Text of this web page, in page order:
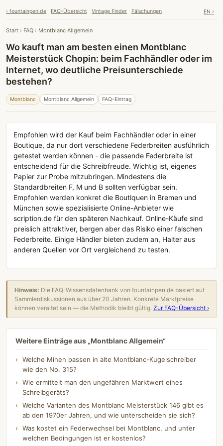
› fountainpen.de FAQ-Übersicht Vintage Finder Fälschungen EN ›
Start › FAQ › Montblanc Allgemein
Wo kauft man am besten einen Montblanc
Meisterstück Chopin: beim Fachhändler oder im
Internet, wo deutliche Preisunterschiede
bestehen?
Montblanc Montblanc Allgemein FAQ-Eintrag
Empfohlen wird der Kauf beim Fachhändler oder in einer
Boutique, da nur dort verschiedene Federbreiten ausführlich
getestet werden können - die passende Federbreite ist
entscheidend für die Schreibfreude. Wichtig ist, eigenes
Papier zur Probe mitzubringen. Mindestens die
Standardbreiten F, M und B sollten verfügbar sein.
Empfohlen werden konkret die Boutiquen in Bremen und
München sowie spezialisierte Online-Anbieter wie
scription.de für den späteren Nachkauf. Online-Käufe sind
preislich attraktiver, bergen aber das Risiko einer falschen
Federbreite. Einige Händler bieten zudem an, Halter aus
anderen Quellen vor Ort vergleichend zu testen.
Hinweis: Die FAQ-Wissensdatenbank von fountainpen.de basiert auf
Sammlerdiskussionen aus über 20 Jahren. Konkrete Marktpreise
können veraltet sein — die Methodik bleibt gültig. Zur FAQ-Übersicht ›
Weitere Einträge aus „Montblanc Allgemein“
Welche Minen passen in alte Montblanc-Kugelschreiber
wie den No. 315?
Wie ermittelt man den ungefähren Marktwert eines
Schreibgeräts?
Welche Varianten des Montblanc Meisterstück 146 gibt es
ab den 1970er Jahren, und wie unterscheiden sie sich?
Was kostet ein Federwechsel bei Montblanc, und unter
welchen Bedingungen ist er kostenlos?